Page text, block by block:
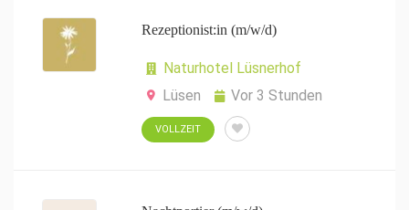
Rezeptionist:in (m/w/d)
Naturhotel Lüsnerhof
Lüsen
Vor 3 Stunden
VOLLZEIT